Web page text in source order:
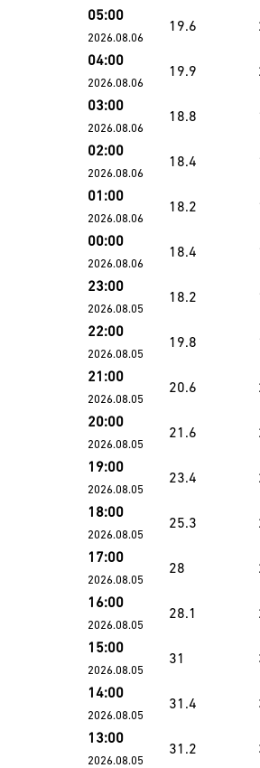
05:00
2026.08.06
19.6
04:00
2026.08.06
19.9
03:00
2026.08.06
18.8
02:00
2026.08.06
18.4
01:00
2026.08.06
18.2
00:00
2026.08.06
18.4
23:00
2026.08.05
18.2
22:00
2026.08.05
19.8
21:00
2026.08.05
20.6
20:00
2026.08.05
21.6
19:00
2026.08.05
23.4
18:00
2026.08.05
25.3
17:00
2026.08.05
28
16:00
2026.08.05
28.1
15:00
2026.08.05
31
14:00
2026.08.05
31.4
13:00
2026.08.05
31.2